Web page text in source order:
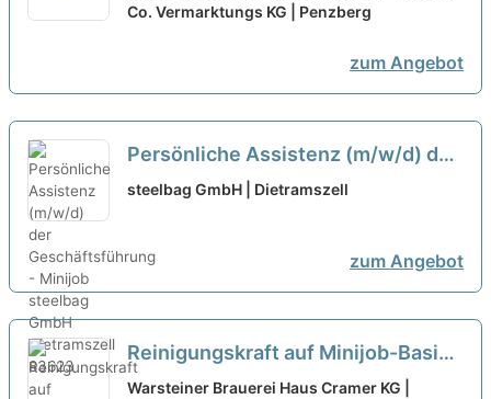
Badeaufsicht (m/w/d)
Co. Vermarktungs KG | Penzberg
zum Angebot
Persönliche Assistenz (m/w/d) der
Geschäftsführung - Minijob
steelbag GmbH | Dietramszell
zum Angebot
Reinigungskraft auf Minijob-Basis
(m/w/d) in Holzkirchen neu
Warsteiner Brauerei Haus Cramer KG |